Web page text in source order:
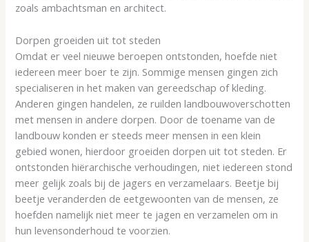
zoals ambachtsman en architect.
Dorpen groeiden uit tot steden
Omdat er veel nieuwe beroepen ontstonden, hoefde niet
iedereen meer boer te zijn. Sommige mensen gingen zich
specialiseren in het maken van gereedschap of kleding.
Anderen gingen handelen, ze ruilden landbouwoverschotten
met mensen in andere dorpen. Door de toename van de
landbouw konden er steeds meer mensen in een klein
gebied wonen, hierdoor groeiden dorpen uit tot steden. Er
ontstonden hiërarchische verhoudingen, niet iedereen stond
meer gelijk zoals bij de jagers en verzamelaars. Beetje bij
beetje veranderden de eetgewoonten van de mensen, ze
hoefden namelijk niet meer te jagen en verzamelen om in
hun levensonderhoud te voorzien.